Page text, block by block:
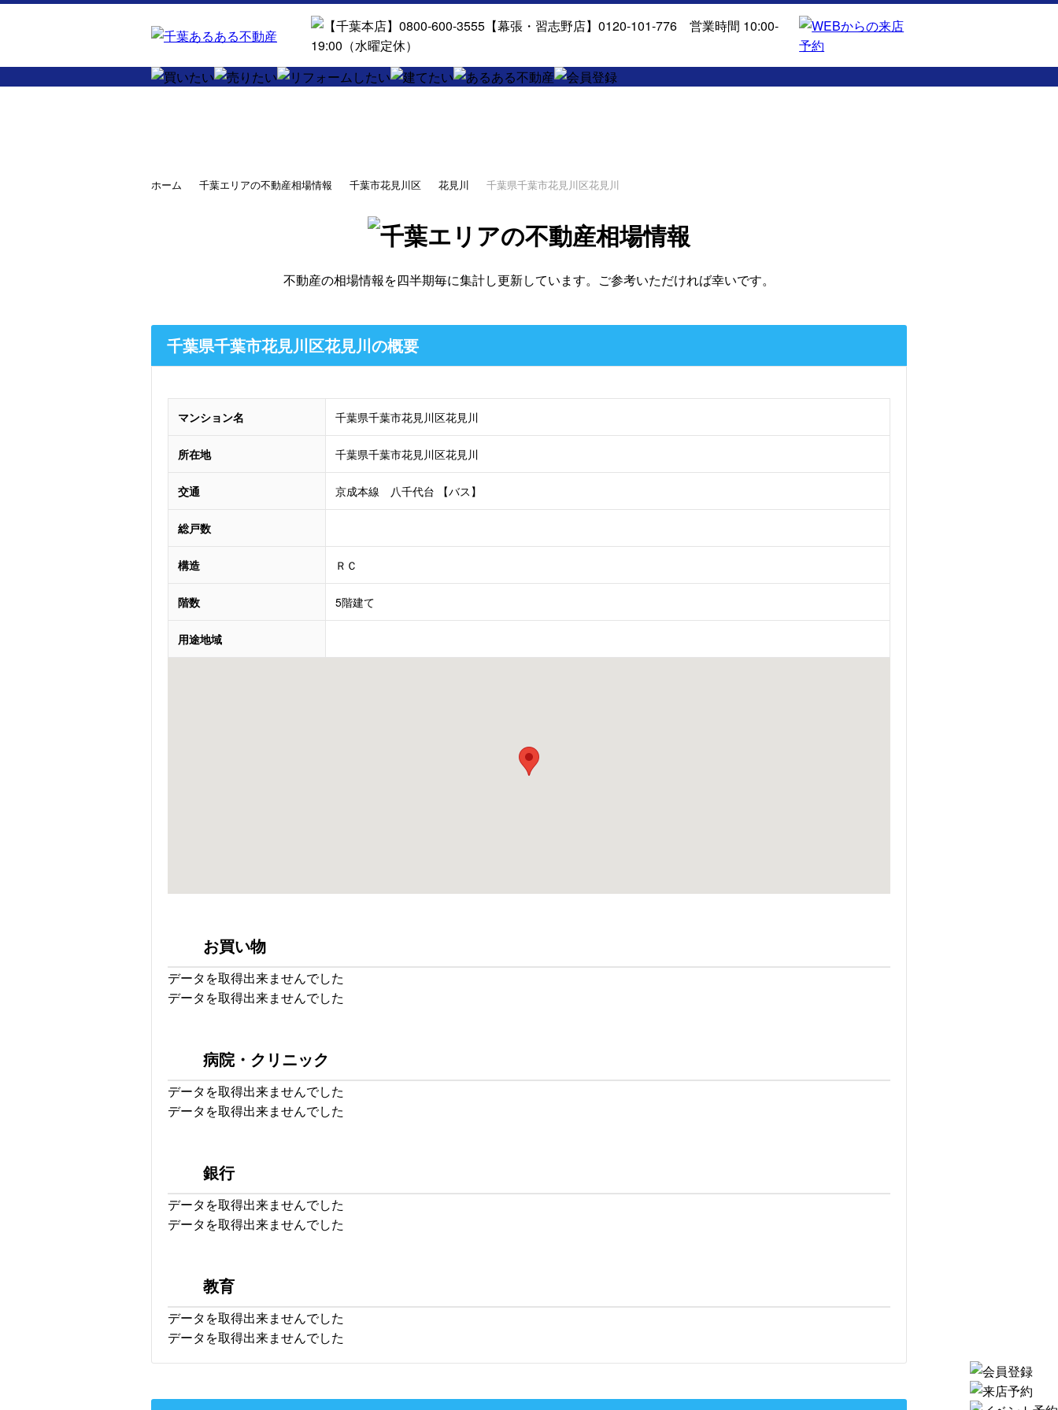
ホーム 千葉エリアの不動産相場情報 千葉市花見川区 花見川 千葉県千葉市花見川区花見川
不動産の相場情報を四半期毎に集計し更新しています。ご参考いただければ幸いです。
千葉県千葉市花見川区花見川の概要
マンション名 千葉県千葉市花見川区花見川
所在地 千葉県千葉市花見川区花見川
交通 京成本線 八千代台 【バス】
総戸数
構造 ＲＣ
階数 5階建て
用途地域
お買い物
データを取得出来ませんでした
データを取得出来ませんでした
病院・クリニック
データを取得出来ませんでした
データを取得出来ませんでした
銀行
データを取得出来ませんでした
データを取得出来ませんでした
教育
データを取得出来ませんでした
データを取得出来ませんでした